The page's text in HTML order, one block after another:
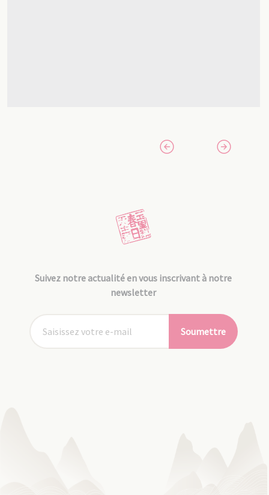
Suivez notre actualité en vous inscrivant à notre
newsletter
Soumettre